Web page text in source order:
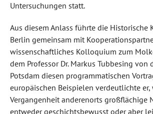
Untersuchungen statt.
Aus diesem Anlass führte die Historische
Berlin gemeinsam mit
wissenschaftliches Kolloquium zum
dem Professor Dr. Markus Tubbesing von
Potsdam diesen programmatischen
europäischen Beispielen verdeutlichte er,
Vergangenheit anderenorts großflächige
entweder geschichtsbewusst oder aber